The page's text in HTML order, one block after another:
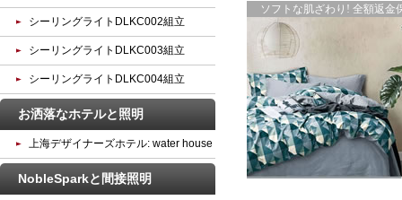
ソフトな肌ざわり! 全額返金
シーリングライトDLKC002組立
シーリングライトDLKC003組立
シーリングライトDLKC004組立
お洒落なホテルと照明
上海デザイナーズホテル: water house
NobleSparkと間接照明